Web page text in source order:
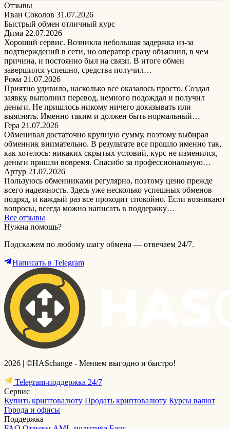
Отзывы
Иван Соколов 31.07.2026
Быстрый обмен отличный курс
Дима 22.07.2026
Хороший сервис. Возникла небольшая задержка из-за
подтверждений в сети, но оператор сразу объяснил, в чем
причина, и постоянно был на связи. В итоге обмен
завершился успешно, средства получил…
Рома 21.07.2026
Приятно удивило, насколько все оказалось просто. Создал
заявку, выполнил перевод, немного подождал и получил
деньги. Не пришлось никому ничего доказывать или
выяснять. Именно таким и должен быть нормальный…
Гера 21.07.2026
Обменивал достаточно крупную сумму, поэтому выбирал
обменник внимательно. В результате все прошло именно так,
как хотелось: никаких скрытых условий, курс не изменился,
деньги пришли вовремя. Спасибо за профессиональную…
Артур 21.07.2026
Пользуюсь обменниками регулярно, поэтому ценю прежде
всего надежность. Здесь уже несколько успешных обменов
подряд, и каждый раз все проходит спокойно. Если возникают
вопросы, всегда можно написать в поддержку…
Все отзывы
Нужна помощь?
Подскажем по любому шагу обмена — отвечаем 24/7.
Написать в Telegram
2026 | ©HASchange - Меняем выгодно и быстро!
Telegram-поддержка 24/7
Сервис
Купить криптовалюту Продать криптовалюту Курсы валют
Города и офисы
Поддержка